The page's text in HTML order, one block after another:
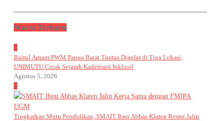
Warta Terbaru
1
Baitul Arqam PWM Papua Barat Tuntas Digelar di Tiga Lokasi,
UNIMUTU Cetak Sejarah Kaderisasi Inklusif
Agustus 5, 2026
2
Tingkatkan Mutu Pendidikan, SMAIT Ibnu Abbas Klaten Resmi Jalin